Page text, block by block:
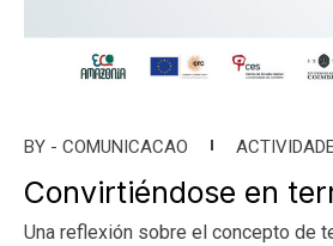
BY - COMUNICACAO
Convirtiéndose en
Una reflexión sobre el concepto de